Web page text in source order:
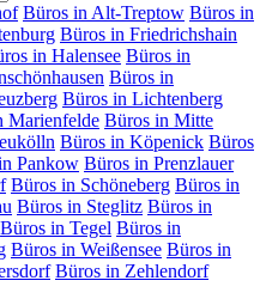
Büros in Alt-Treptow Büros in
Büros in Friedrichshain
in Halensee Büros in
Büros in
Büros in Lichtenberg
Marienfelde Büros in Mitte
Büros in Köpenick Büros
Pankow Büros in Prenzlauer
Büros in Schöneberg Büros in
Büros in Steglitz Büros in
Büros in Tegel Büros in
Büros in Weißensee Büros in
Büros in Zehlendorf